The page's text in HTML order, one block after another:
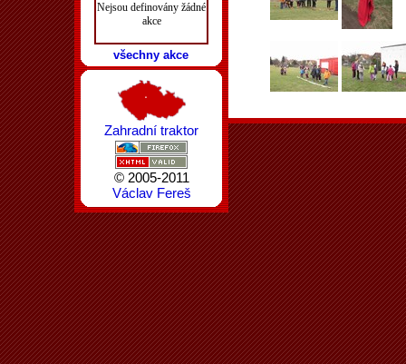
Nejsou definovány žádné
akce
všechny akce
Zahradní traktor
© 2005-2011
Václav Fereš